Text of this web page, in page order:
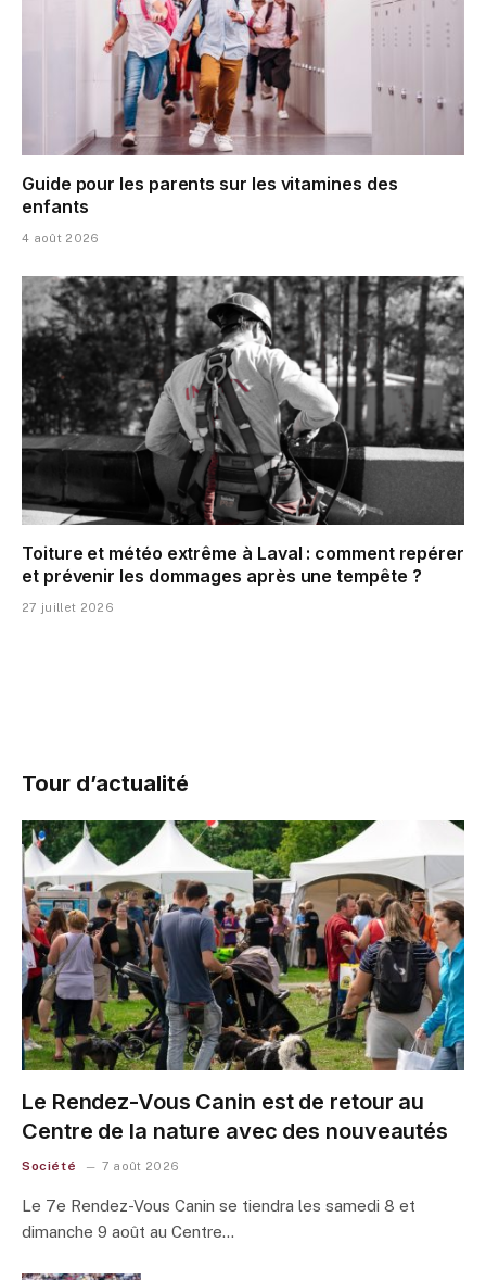
Guide pour les parents sur les vitamines des
enfants
4 août 2026
Toiture et météo extrême à Laval : comment repérer
et prévenir les dommages après une tempête ?
27 juillet 2026
Tour d’actualité
Le Rendez-Vous Canin est de retour au
Centre de la nature avec des nouveautés
Société 7 août 2026
Le 7e Rendez-Vous Canin se tiendra les samedi 8 et
dimanche 9 août au Centre…